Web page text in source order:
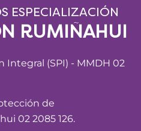
ESPECIALIZACIÓN
RUMIÑAHUI
Integral (SPI) - MMDH 02
de
02 2085 126.